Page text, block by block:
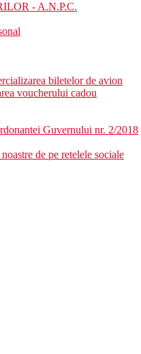
- A.N.P.C.
biletelor de avion
voucherului cadou
Guvernului nr. 2/2018
de pe retelele sociale